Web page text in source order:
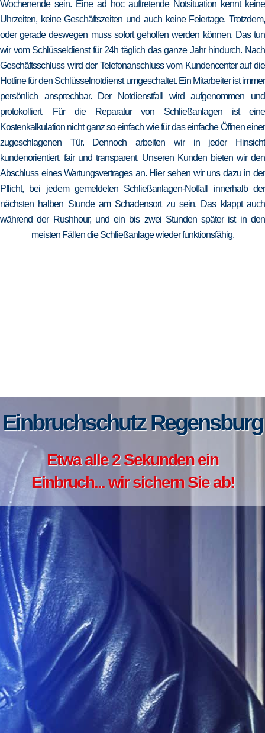
Wochenende sein. Eine ad hoc auftretende Notsituation kennt keine
Uhrzeiten, keine Geschäftszeiten und auch keine Feiertage. Trotzdem,
oder gerade deswegen muss sofort geholfen werden können. Das tun
wir vom Schlüsseldienst für 24h täglich das ganze Jahr hindurch. Nach
Geschäftsschluss wird der Telefonanschluss vom Kundencenter auf die
Hotline für den Schlüsselnotdienst umgeschaltet. Ein Mitarbeiter ist immer
persönlich ansprechbar. Der Notdienstfall wird aufgenommen und
protokolliert. Für die Reparatur von Schließanlagen ist eine
Kostenkalkulation nicht ganz so einfach wie für das einfache Öffnen einer
zugeschlagenen Tür. Dennoch arbeiten wir in jeder Hinsicht
kundenorientiert, fair und transparent. Unseren Kunden bieten wir den
Abschluss eines Wartungsvertrages an. Hier sehen wir uns dazu in der
Pflicht, bei jedem gemeldeten Schließanlagen-Notfall innerhalb der
nächsten halben Stunde am Schadensort zu sein. Das klappt auch
während der Rushhour, und ein bis zwei Stunden später ist in den
meisten Fällen die Schließanlage wieder funktionsfähig.
Einbruchschutz Regensburg
Etwa alle 2 Sekunden ein
Einbruch... wir sichern Sie ab!